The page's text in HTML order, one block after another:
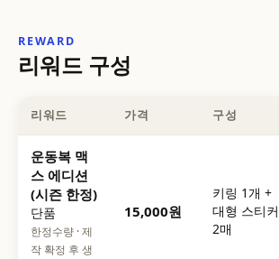
REWARD
리워드 구성
리워드 가격 구성
운동복 맥
스 에디션
(시즌 한정)
단품
한정수량 · 제
작 확정 후 생
15,000원
키링 1개 +
대형 스티커
2매